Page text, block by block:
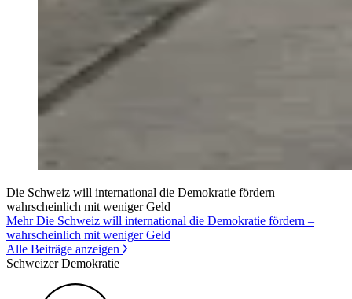
Die Schweiz will international die Demokratie fördern –
wahrscheinlich mit weniger Geld
Mehr Die Schweiz will international die Demokratie fördern –
wahrscheinlich mit weniger Geld
Alle Beiträge anzeigen
Schweizer Demokratie